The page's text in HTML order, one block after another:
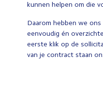
kunnen helpen om die
Daarom hebben we
eenvoudig én
eerste klik op de
van je contract staan